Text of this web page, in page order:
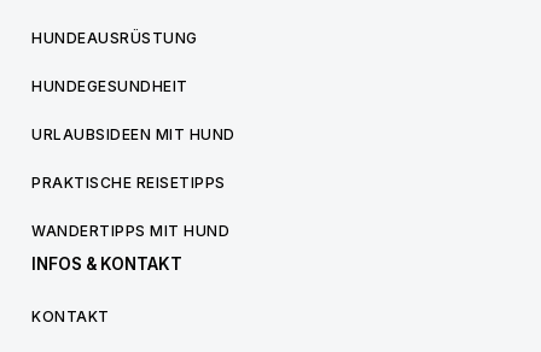
HUNDEAUSRÜSTUNG
HUNDEGESUNDHEIT
URLAUBSIDEEN MIT HUND
PRAKTISCHE REISETIPPS
WANDERTIPPS MIT HUND
INFOS & KONTAKT
KONTAKT